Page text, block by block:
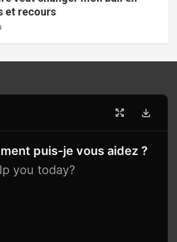
et recours
puis-je vous aidez ?
you today?